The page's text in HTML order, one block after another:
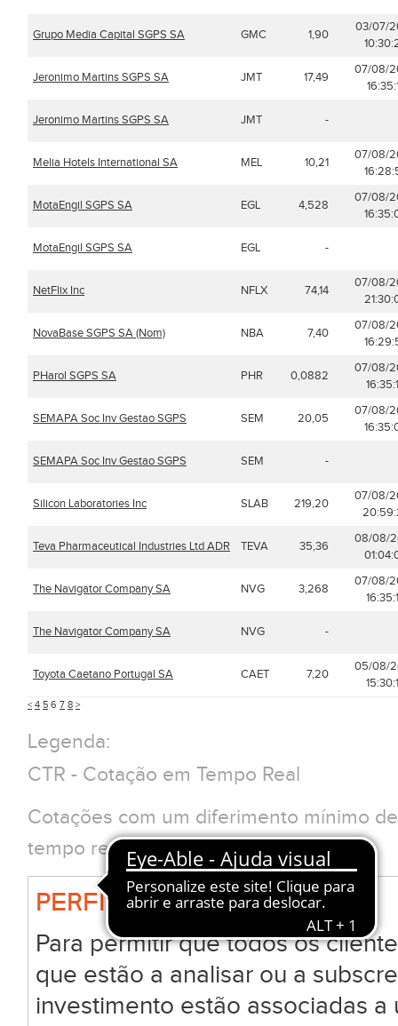
Grupo Media Capital SGPS SA GMC 1,90
03/07/
Jeronimo Martins SGPS SA JMT 17,49
07/08/
Jeronimo Martins SGPS SA JMT -
Melia Hotels International SA MEL 10,21
07/08/
MotaEngil SGPS SA EGL 4,528
07/08/
MotaEngil SGPS SA EGL -
NetFlix Inc NFLX 74,14
07/08/
NovaBase SGPS SA (Nom) NBA 7,40
07/08/
PHarol SGPS SA PHR 0,0882
07/08/
SEMAPA Soc Inv Gestao SGPS SEM 20,05
07/08/
SEMAPA Soc Inv Gestao SGPS SEM -
Silicon Laboratories Inc SLAB 219,20
07/08/
Teva Pharmaceutical Industries Ltd ADR TEVA 35,36
08/08/
The Navigator Company SA NVG 3,268
07/08/
The Navigator Company SA NVG -
Toyota Caetano Portugal SA CAET 7,20
05/08/
< 4 5 6 7 8 >
Legenda:
CTR - Cotação em Tempo Real
Cotações com um diferimento mínimo
tempo real clique em CTR
PERFIL BIG
Para permitir que todos os
que estão a analisar ou a
investimento estão associadas